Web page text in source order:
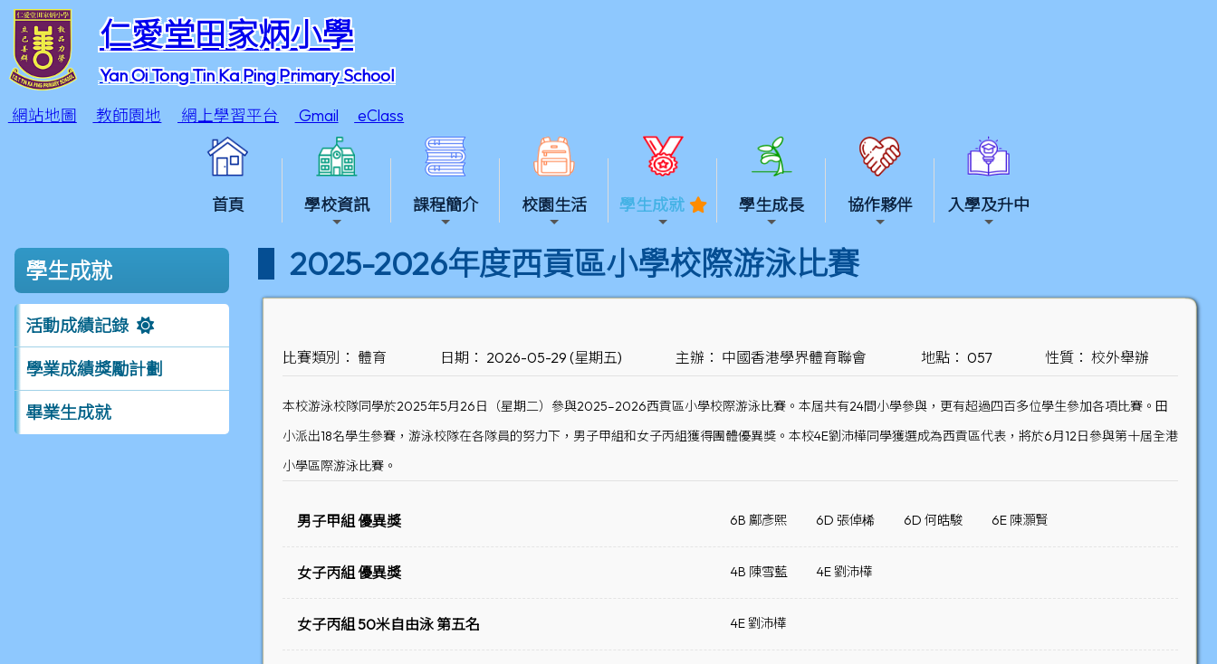
仁愛堂田家炳小學
Yan Oi Tong Tin Ka Ping Primary School
網站地圖 教師園地 網上學習平台 Gmail eClass
首頁 學校資訊 課程簡介 校園生活 學生成就 學生成長 協作夥伴 入學及升中
學生成就
活動成績記錄
學業成績獎勵計劃
畢業生成就
2025-2026年度西貢區小學校際游泳比賽
比賽類別： 體育 日期： 2026-05-29 (星期五) 主辦： 中國香港學界體育聯會 地點： 057 性質： 校外舉辦
本校游泳校隊同學於2025年5月26日（星期二）參與2025–2026西貢區小學校際游泳比賽。本屆共有24間小學參與，更有超過四百多位學生參加各項比賽。田
小派出18名學生參賽，游泳校隊在各隊員的努力下，男子甲組和女子丙組獲得團體優異獎。本校4E劉沛樺同學獲選成為西貢區代表，將於6月12日參與第十屆全港
小學區際游泳比賽。
男子甲組 優異獎 6B 鄺彥熙 6D 張倬桸 6D 何皓駿 6E 陳灝賢
女子丙組 優異獎 4B 陳雪藍 4E 劉沛樺
女子丙組 50米自由泳 第五名 4E 劉沛樺